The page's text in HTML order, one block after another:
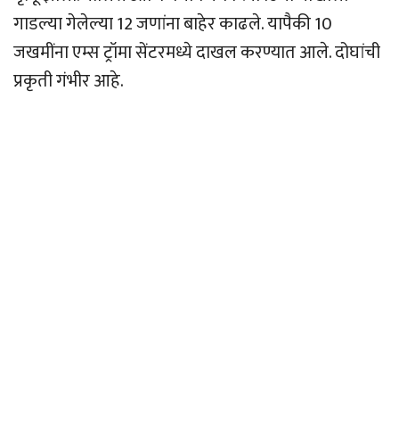
गाडल्या गेलेल्या 12 जणांना बाहेर काढले. यापैकी 10
जखमींना एम्स ट्रॉमा सेंटरमध्ये दाखल करण्यात आले. दोघांची
प्रकृती गंभीर आहे.